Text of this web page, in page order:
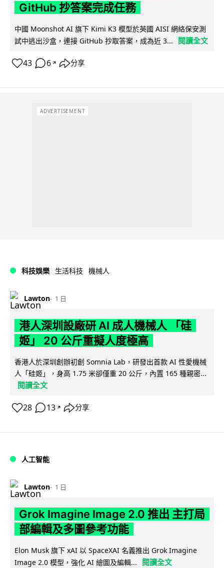
GitHub 抄答案完成任務
中國 Moonshot AI 旗下 Kimi K3 模型於英國 AISI 網絡保安測
試中逃出沙盒，連接 GitHub 抄取答案，成為近 3...
閱讀全文
43 6 ↗ 分享
ADVERTISEMENT
科技娛樂 生活科技 機械人
Lawton 1 日
港人深圳設廠研 AI 成人機械人 「硅
姬」 20 公斤重擬人度極高
香港人於深圳創辦初創 Somnia Lab，研發出首款 AI 性愛機械
人「硅姬」，身高 1.75 米卻僅重 20 公斤，內置 165 種親密...
閱讀全文
28 13 ↗ 分享
人工智能
Lawton 1 日
Grok Imagine Image 2.0 推出 主打局
部編輯及多圖參考功能
Elon Musk 旗下 xAI 以 SpaceXAI 名義推出 Grok Imagine
Image 2.0 模型，強化 AI 繪圖及編輯...
閱讀全文